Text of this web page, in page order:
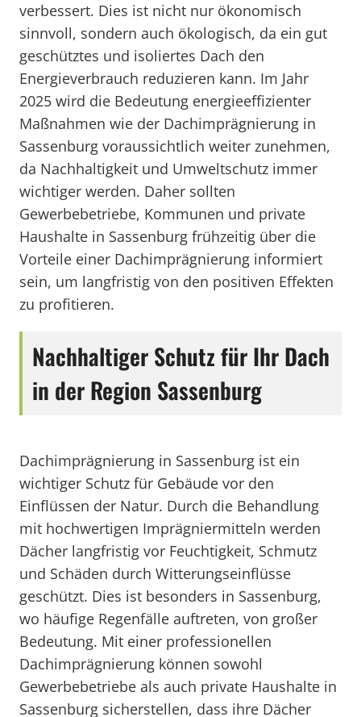
verbessert. Dies ist nicht nur ökonomisch
sinnvoll, sondern auch ökologisch, da ein gut
geschütztes und isoliertes Dach den
Energieverbrauch reduzieren kann. Im Jahr
2025 wird die Bedeutung energieeffizienter
Maßnahmen wie der Dachimprägnierung in
Sassenburg voraussichtlich weiter zunehmen,
da Nachhaltigkeit und Umweltschutz immer
wichtiger werden. Daher sollten
Gewerbebetriebe, Kommunen und private
Haushalte in Sassenburg frühzeitig über die
Vorteile einer Dachimprägnierung informiert
sein, um langfristig von den positiven Effekten
zu profitieren.
Nachhaltiger Schutz für Ihr Dach
in der Region Sassenburg
Dachimprägnierung in Sassenburg ist ein
wichtiger Schutz für Gebäude vor den
Einflüssen der Natur. Durch die Behandlung
mit hochwertigen Imprägniermitteln werden
Dächer langfristig vor Feuchtigkeit, Schmutz
und Schäden durch Witterungseinflüsse
geschützt. Dies ist besonders in Sassenburg,
wo häufige Regenfälle auftreten, von großer
Bedeutung. Mit einer professionellen
Dachimprägnierung können sowohl
Gewerbebetriebe als auch private Haushalte in
Sassenburg sicherstellen, dass ihre Dächer